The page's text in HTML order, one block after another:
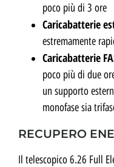
poco più di 3 ore
Caricabatterie
estremamente
Caricabatterie
poco più di due
un supporto
monofase sia
RECUPERO
Il telescopico 6.26 Full